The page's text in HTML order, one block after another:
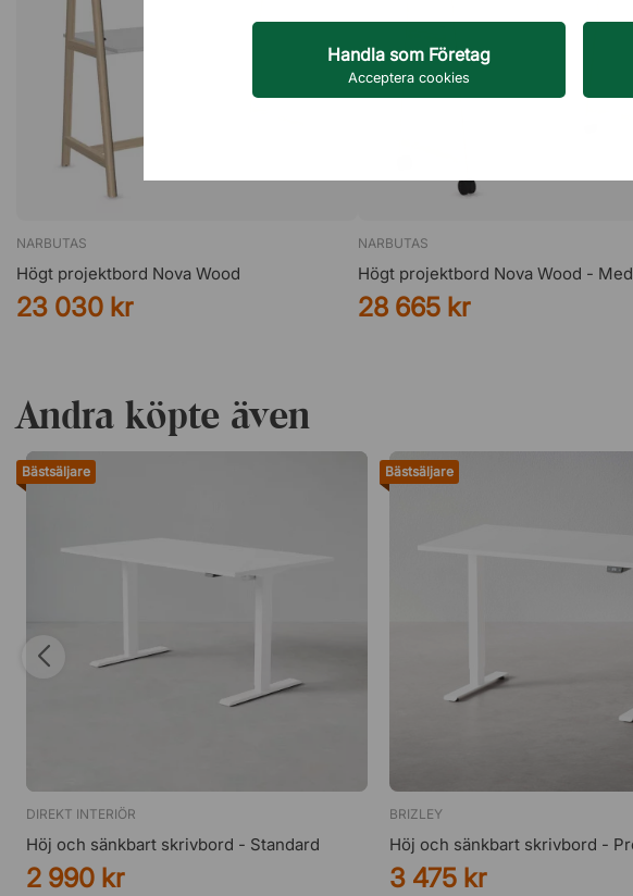
Handla som Företag
Acceptera cookies
NARBUTAS
Högt projektbord Nova Wood
23 030 kr
NARBUTAS
Högt projektbord Nova Wood -
28 665 kr
Andra köpte även
Bästsäljare
DIREKT INTERIÖR
Höj och sänkbart skrivbord - Standard
2 990 kr
Bästsäljare
BRIZLEY
Höj och sänkbart skrivbord -
3 475 kr